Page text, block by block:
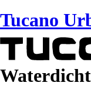
Tucano